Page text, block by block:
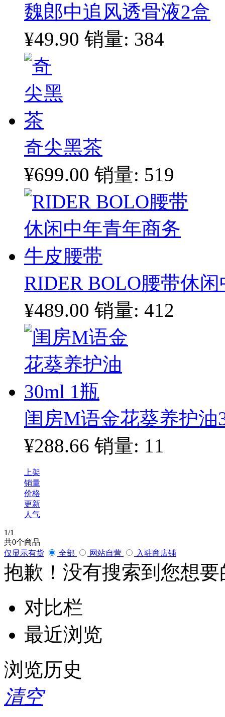
魏郎中追风透骨液2盒
¥49.90 销量: 384
奇尖黑茶
¥699.00 销量: 519
RIDER BOLO腰带休
¥489.00 销量: 412
闺房M语金花葵养护油
¥288.66 销量: 11
上架
销量
价格
更新
人气
1/1
共0个商品
仅显示有货
全部 网站自营 入驻商店铺
抱歉！没有搜索到您想
对比栏
最近浏览
浏览历史
清空